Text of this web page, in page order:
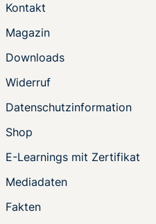
Kontakt
Magazin
Downloads
Widerruf
Datenschutzinformation
Shop
E-Learnings mit Zertifikat
Mediadaten
Fakten